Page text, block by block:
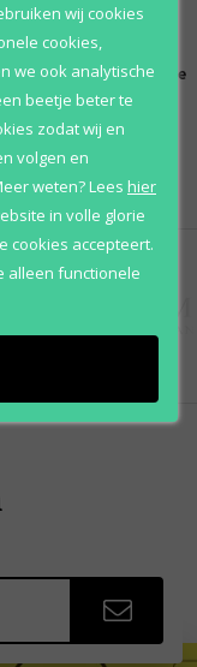
100% originele
parfums
wij cookies
cookies,
we ook analytische
beetje beter te
zodat wij en
volgen en
weten?Lees hier
in volle glorie
cookies accepteert.
alleen functionele